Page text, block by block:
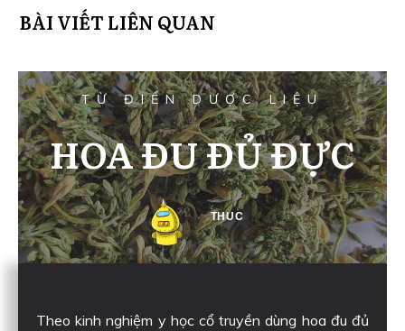
BÀI VIẾT LIÊN QUAN
TỪ ĐIỂN DƯỢC LIỆU
HOA ĐU ĐỦ ĐỰC
THUC
Theo kinh nghiệm y học cổ truyền dùng hoa đu đủ